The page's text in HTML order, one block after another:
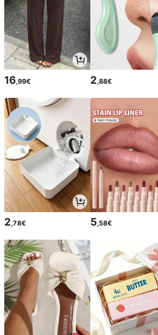
16 ,99€ 2 ,88€
2 ,78€ 5 ,58€